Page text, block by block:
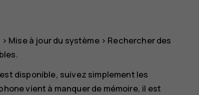
> Mise à jour du système> Rechercher des
disponible, suivez simplement les
vient à manquer de mémoire, il est